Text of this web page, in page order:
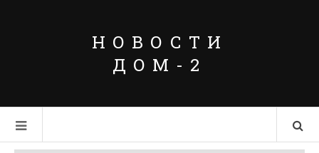
НОВОСТИ
ДОМ-2